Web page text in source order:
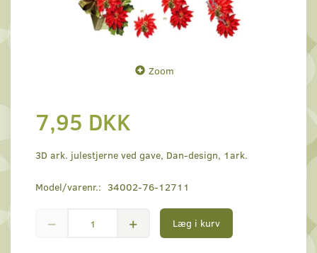
Zoom
7,95 DKK
3D ark. julestjerne ved gave, Dan-design, 1ark.
Model/varenr.: 34002-76-12711
Læg i kurv